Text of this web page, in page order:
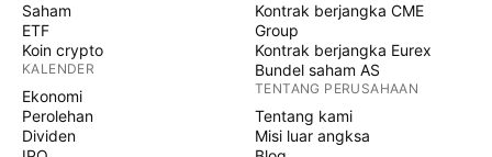
Saham
ETF
Koin crypto
KALENDER
Ekonomi
Perolehan
Dividen
Kontrak berjangka CME
Group
Kontrak berjangka Eurex
Bundel saham AS
TENTANG PERUSAHAAN
Tentang kami
Misi luar angksa